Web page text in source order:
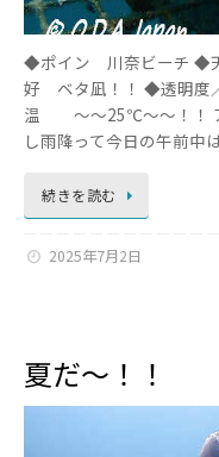
◆ポイン 川奈ビーチ
好 ベタ凪！！ ◆透明度
温 ～～25℃～～！！ ア
し雨降って今日の午前中
続きを読む
2025年7月2日
夏だ～！！